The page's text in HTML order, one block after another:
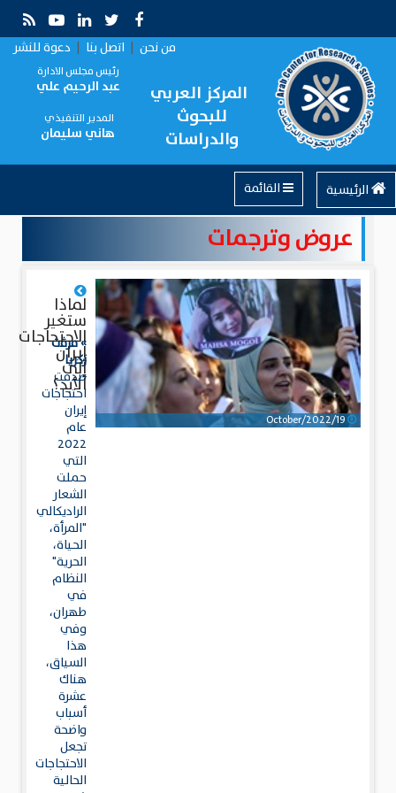
من نحن | اتصل بنا | دعوة للنشر
المركز العربي
للبحوث
والدراسات
رئيس مجلس الادارة
عبد الرحيم علي
المدير التنفيذي
هاني سليمان
الرئيسية
عروض وترجمات
لماذا
ستغير
الاحتجاجات
إيران
إلى
الأبد؟
» مرﭬت
زكريا
صدمت
احتجاجات
إيران
عام
2022
التي
حملت
الشعار
الراديكالي
"المرأة،
الحياة،
الحرية"
النظام
في
طهران،
وفي
هذا
السياق،
هناك
عشرة
أسباب
واضحة
تجعل
الاحتجاجات
الحالية